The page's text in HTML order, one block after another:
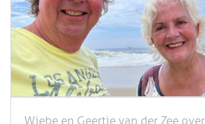
Wiebe en Geertje van der Zee